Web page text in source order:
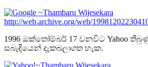
http://web.archive.org/web/
1996 ඔක්තෝම්බර් 17 වනවිට Yahoo
සබැඳියෙන් දැකබලාගත හැක.